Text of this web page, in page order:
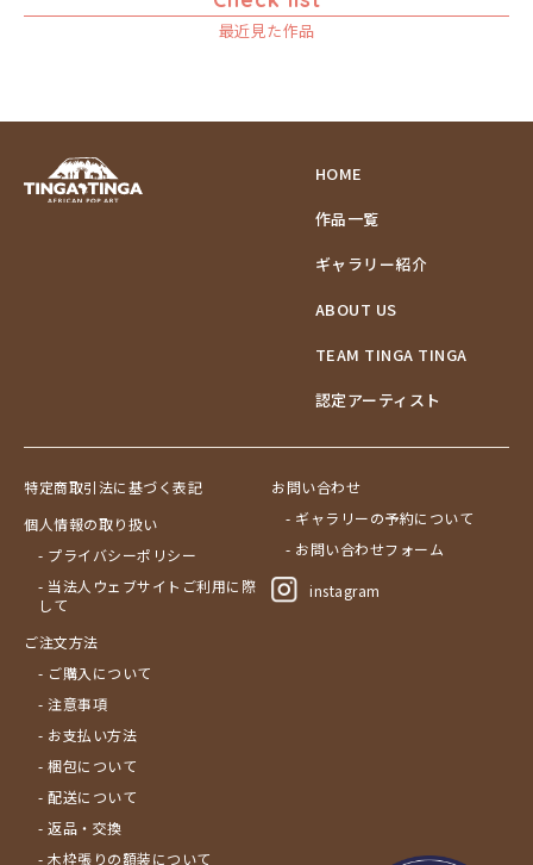
最近見た作品
HOME
作品一覧
ギャラリー紹介
ABOUT US
TEAM TINGA TINGA
認定アーティスト
特定商取引法に基づく表記
個人情報の取り扱い
- プライバシーポリシー
- 当法人ウェブサイトご利用に際
して
ご注文方法
- ご購入について
- 注意事項
- お支払い方法
- 梱包について
- 配送について
- 返品・交換
- 木枠張りの額装について
お問い合わせ
- ギャラリーの予約について
- お問い合わせフォーム
instagram